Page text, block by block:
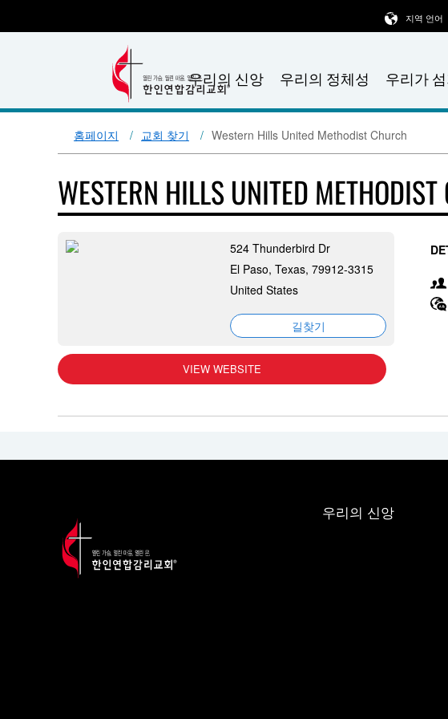
우리의 신앙 우리의 정체성 우리가
지역 언어
홈페이지 교회 찾기 Western Hills United Methodist Church
WESTERN HILLS UNITED
524 Thunderbird Dr
El Paso, Texas, 79912-3315
United States
길찾기
VIEW WEBSITE
우리의 신앙